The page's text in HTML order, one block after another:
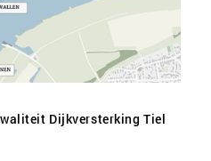
Dijkversterking Tiel